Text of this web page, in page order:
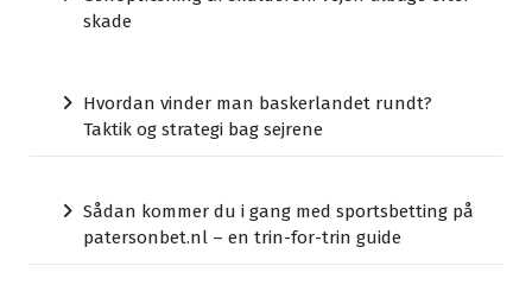
skade
Hvordan vinder man baskerlandet rundt?
Taktik og strategi bag sejrene
Sådan kommer du i gang med sportsbetting på
patersonbet.nl – en trin-for-trin guide